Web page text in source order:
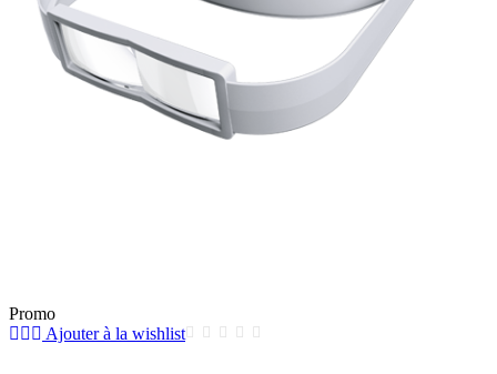
Promo
Ajouter à la wishlist